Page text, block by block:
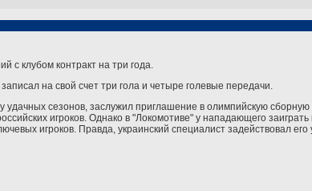
с клубом контракт на три года.
на свой счет три гола и четыре голевые передачи.
сезонов, заслужил приглашение в олимпийскую сборную
игроков. Однако в "Локомотиве" у нападающего заиграть
игроков. Правда, украинский специалист задействовал